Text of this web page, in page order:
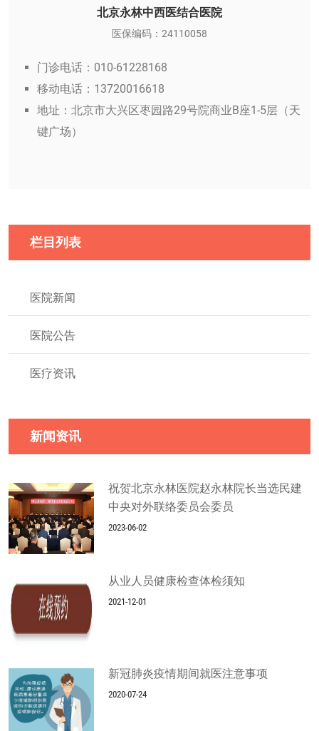
北京永林中西医结合医院
医保编码：24110058
门诊电话：010-61228168
移动电话：13720016618
地址：北京市大兴区枣园路29号院商业B座1-5层（天
键广场）
栏目列表
医院新闻
医院公告
医疗资讯
新闻资讯
祝贺北京永林医院赵永林院长当选民建
中央对外联络委员会委员
2023-06-02
从业人员健康检查体检须知
2021-12-01
新冠肺炎疫情期间就医注意事项
2020-07-24